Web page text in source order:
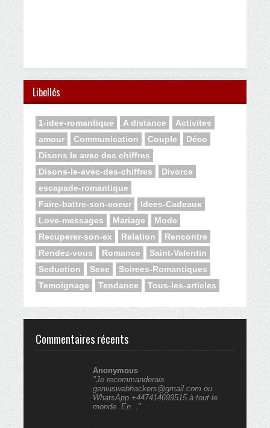
Libellés
1-idee-romantique A distance
Activites
amour
Communication Couple
Déco
Disons le avec des chiffres
Disons-le-avec-des-chiffres
Divorce
escapade-romantique
Faire-battre-son-coeur
Idees-Cadeaux
Love-messages
Mariage
Mode
Recuperer-son-ex
Relation
Rencontre
Rendez-vous
Romance
Saint-Valentin
Seduction
Sexe
Soirees-Romantiques
Temoignage
Tendance Tous-les-articles
Commentaires récents
Anonymous
"Je recommanderais
geniuswebhackers@gmail.com ou
WhatsApp +447414699515 à tout le
monde. En..."